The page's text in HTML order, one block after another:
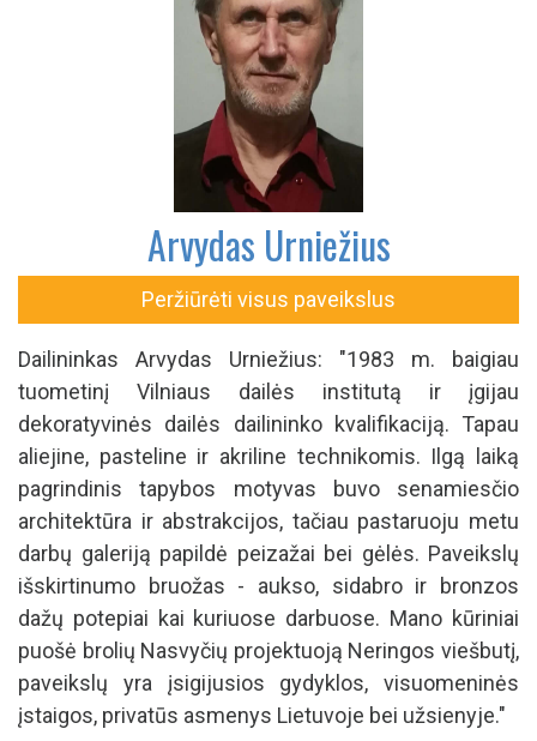
Arvydas Urniežius
Peržiūrėti visus paveikslus
Dailininkas Arvydas Urniežius: "1983 m. baigiau
tuometinį Vilniaus dailės institutą ir įgijau
dekoratyvinės dailės dailininko kvalifikaciją. Tapau
aliejine, pasteline ir akriline technikomis. Ilgą laiką
pagrindinis tapybos motyvas buvo senamiesčio
architektūra ir abstrakcijos, tačiau pastaruoju metu
darbų galeriją papildė peizažai bei gėlės. Paveikslų
išskirtinumo bruožas - aukso, sidabro ir bronzos
dažų potepiai kai kuriuose darbuose. Mano kūriniai
puošė brolių Nasvyčių projektuoją Neringos viešbutį,
paveikslų yra įsigijusios gydyklos, visuomeninės
įstaigos, privatūs asmenys Lietuvoje bei užsienyje."